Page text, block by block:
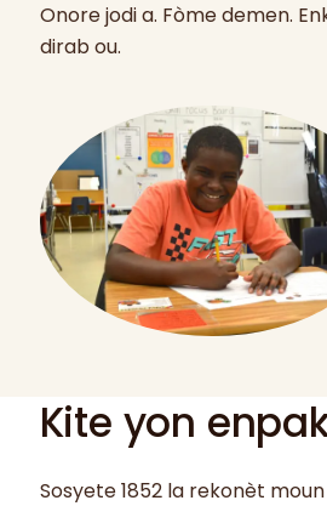
Onore jodi a. Fòme demen.
dirab ou.
Kite yon
Sosyete 1852 la rekonèt